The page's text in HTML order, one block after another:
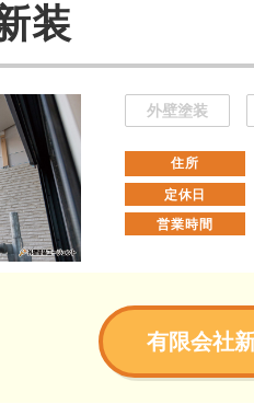
装
外壁塗装
住所
定休日
営業時間
有限会社